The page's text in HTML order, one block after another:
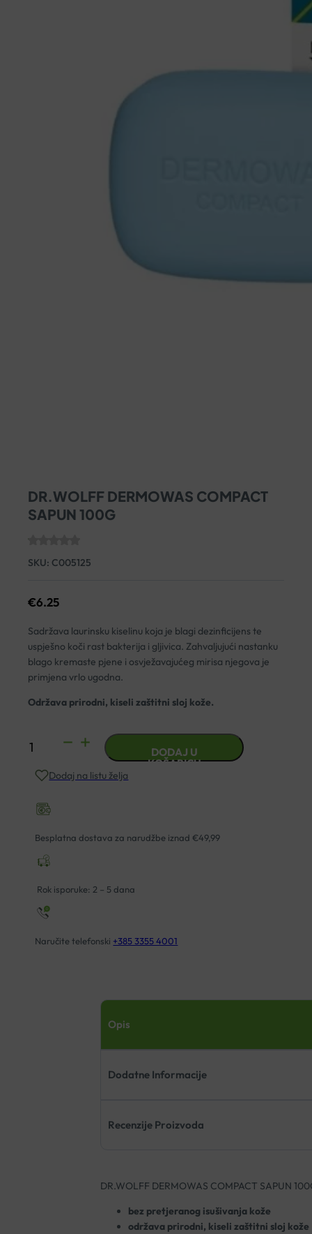
DR.WOLFF DERMOWAS COMPACT
SAPUN 100G
SKU: C005125
€6.25
Sadržava laurinsku kiselinu koja je blagi dezinficijens te
uspješno koči rast bakterija i gljivica. Zahvaljujući nastanku
blago kremaste pjene i osvježavajućeg mirisa njegova je
primjena vrlo ugodna.
Održava prirodni, kiseli zaštitni sloj kože.
DR.WOLFF
COMPACT
100G
količina
DODAJ U
KOŠARICU
Dodaj na listu želja
Besplatna dostava za narudžbe iznad €49,99
Rok isporuke: 2 – 5 dana
Naručite telefonski +385 3355 4001
Opis
Dodatne Informacije
Recenzije Proizvoda
DR.WOLFF DERMOWAS COMPACT SAPUN
bez pretjeranog isušivanja kože
održava prirodni, kiseli zaštitni sloj kože